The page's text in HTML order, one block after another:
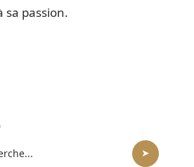
sa passion.